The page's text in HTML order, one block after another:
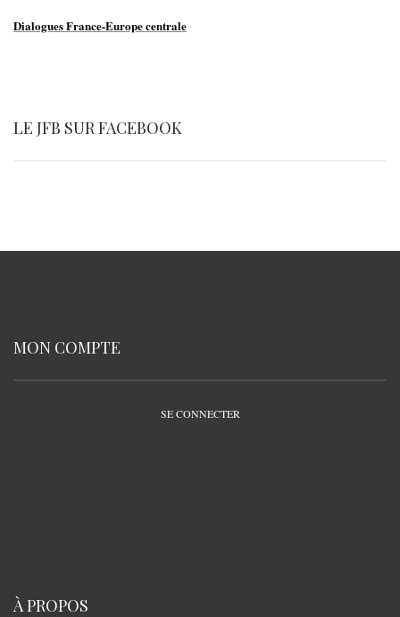
Dialogues France-Europe centrale
LE JFB SUR FACEBOOK
MON COMPTE
SE CONNECTER
À PROPOS